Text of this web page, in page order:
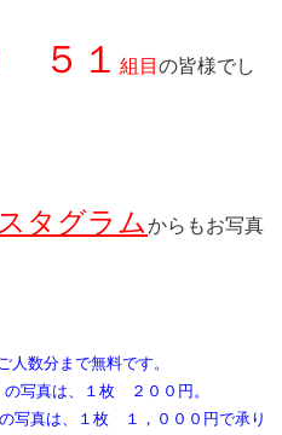
５１ 組目 の皆様でし
タグラムからもお写真
人数分まで無料です。
の写真は、１枚 ２００円。
写真は、１枚 １，０００円で承り